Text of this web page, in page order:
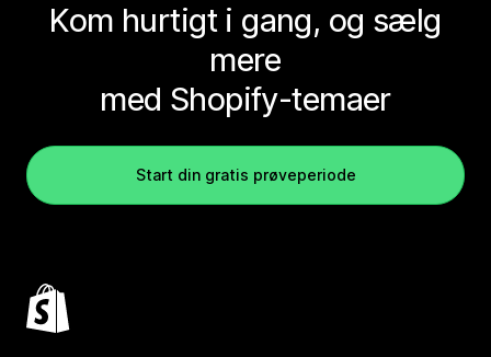
Kom hurtigt i gang, og sælg
mere
med Shopify-temaer
Start din gratis prøveperiode